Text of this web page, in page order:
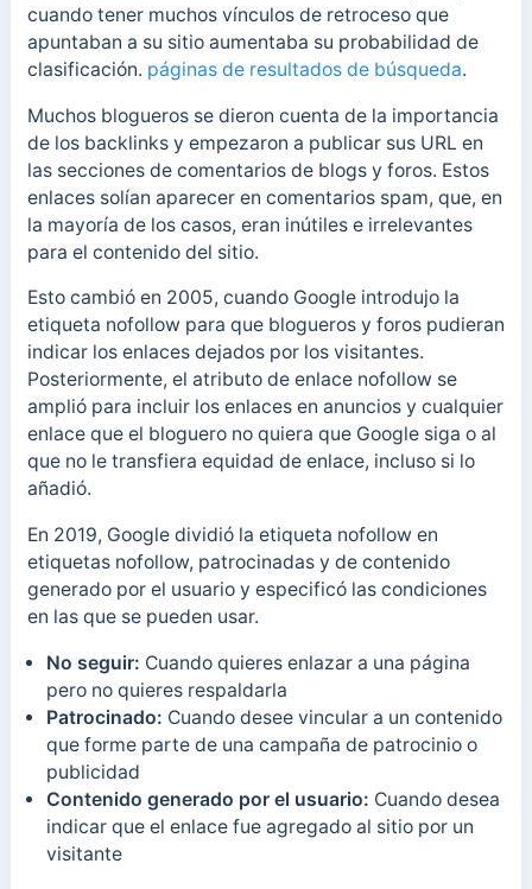
cuando tener muchos vínculos de retroceso que
apuntaban a su sitio aumentaba su probabilidad de
clasificación. páginas de resultados de búsqueda.
Muchos blogueros se dieron cuenta de la importancia
de los backlinks y empezaron a publicar sus URL en
las secciones de comentarios de blogs y foros. Estos
enlaces solían aparecer en comentarios spam, que, en
la mayoría de los casos, eran inútiles e irrelevantes
para el contenido del sitio.
Esto cambió en 2005, cuando Google introdujo la
etiqueta nofollow para que blogueros y foros pudieran
indicar los enlaces dejados por los visitantes.
Posteriormente, el atributo de enlace nofollow se
amplió para incluir los enlaces en anuncios y cualquier
enlace que el bloguero no quiera que Google siga o al
que no le transfiera equidad de enlace, incluso si lo
añadió.
En 2019, Google dividió la etiqueta nofollow en
etiquetas nofollow, patrocinadas y de contenido
generado por el usuario y especificó las condiciones
en las que se pueden usar.
No seguir: Cuando quieres enlazar a una página
pero no quieres respaldarla
Patrocinado: Cuando desee vincular a un contenido
que forme parte de una campaña de patrocinio o
publicidad
Contenido generado por el usuario: Cuando desea
indicar que el enlace fue agregado al sitio por un
visitante